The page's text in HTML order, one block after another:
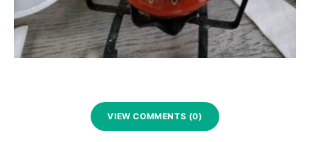
VIEW COMMENTS (0)